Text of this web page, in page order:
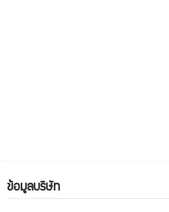
ข้อมูลบริษัท